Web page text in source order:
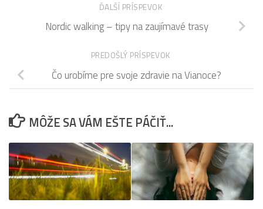
ĎALŠÍ PRÍSPEVOK
Nordic walking – tipy na zaujímavé trasy
PREDOŠLÝ PRÍSPEVOK
Čo urobíme pre svoje zdravie na Vianoce?
MÔŽE SA VÁM EŠTE PÁČIŤ...